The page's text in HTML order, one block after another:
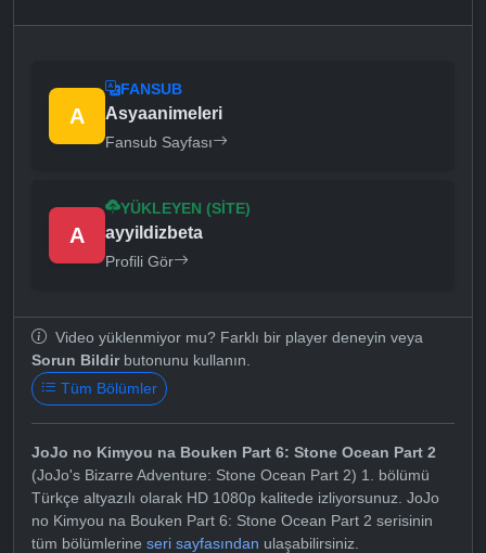
A
FANSUB
Asyaanimeleri
Fansub Sayfası
A
YÜKLEYEN (SITE)
ayyildizbeta
Profili Gör
Video yüklenmiyor mu? Farklı bir player deneyin veya
Sorun Bildirbutonunu kullanın.
Tüm Bölümler
JoJo no Kimyou na Bouken Part 6: Stone Ocean Part 2
(JoJo's Bizarre Adventure: Stone Ocean Part 2) 1. bölümü
Türkçe altyazılı olarak HD 1080p kalitede izliyorsunuz. JoJo
no Kimyou na Bouken Part 6: Stone Ocean Part 2 serisinin
tüm bölümlerine seri sayfasından ulaşabilirsiniz.